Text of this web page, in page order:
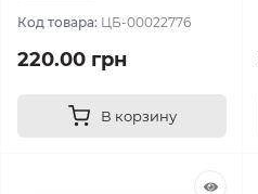
Код товара: ЦБ-00022776
220.00 грн
В корзину